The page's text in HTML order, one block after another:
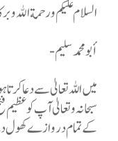
السلام عليكم ورحمة الله
أبو محمد سليم-
میں اللہ تعالیٰ سے دعا
سبحانہ و تعالیٰ آپ کو
کے تمام دروازے